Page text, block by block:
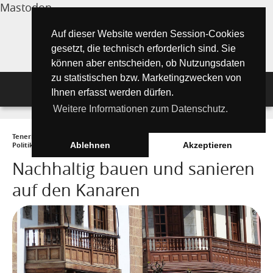
Auf dieser Website werden Session-Cookies
gesetzt, die technisch erforderlich sind. Sie
können aber entscheiden, ob Nutzungsdaten
zu statistischen bzw. Marketingzwecken von
Ihnen erfasst werden dürfen.
Weitere Informationen zum Datenschutz.
Ablehnen Akzeptieren
Mastodon
Navigation
Aktuelle Artikel ►
Tipps für Urlauber
"Must See" - Orte
Umwelt & Natur
Geschichte & Geschichten
Tipps für Urlauber
Must See Orte
Teide Nationalpark
Santa Cruz de Tenerife
Teno-Gebirge - Masca
Strände
Playa de las Teresitas
Playa de las Américas
Wandern auf Teneriffa
Masca-Schlucht
Kontakte für Notfälle
Wissenswertes
Umwelt und Natur
Flora
El Drago Milenario
Fauna
Orte und Regionen
Bezirke (Municipios)
Die Kanarischen Inseln
Teneriffa
Fuerteventura
Teneriffa Inselmagazin ONLINE
Politik
Nachhaltig bauen und sanieren auf den Kanaren
Nachhaltig bauen und sanieren
auf den Kanaren